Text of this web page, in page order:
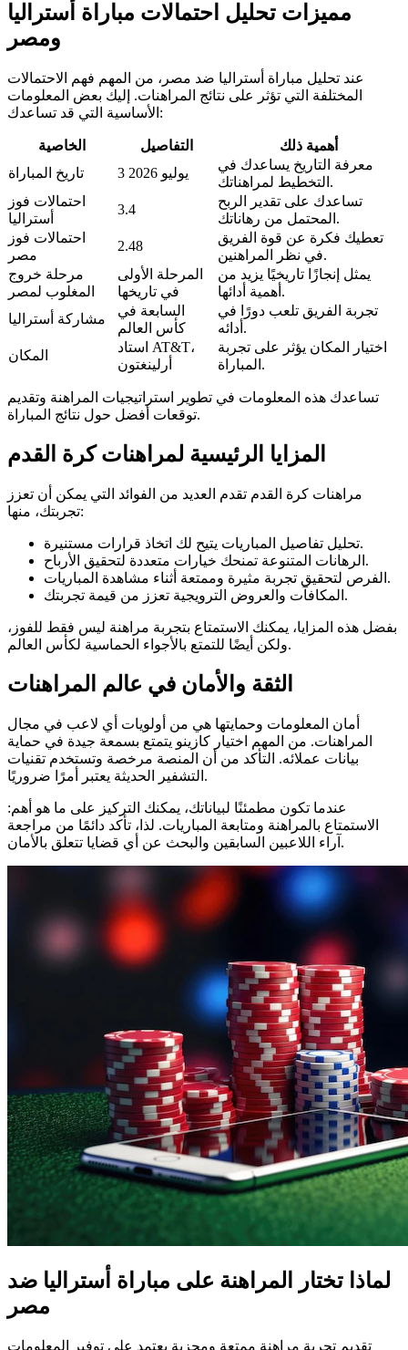
مميزات تحليل احتمالات مباراة أستراليا
ومصر
عند تحليل مباراة أستراليا ضد مصر، من المهم فهم الاحتمالات
المختلفة التي تؤثر على نتائج المراهنات. إليك بعض المعلومات
الأساسية التي قد تساعدك:
الخاصية التفاصيل
أهمية ذلك
تاريخ المباراة
3 يوليو 2026
معرفة التاريخ يساعدك في
التخطيط لمراهناتك.
احتمالات فوز
أستراليا
3.4
تساعدك على تقدير الربح
المحتمل من رهاناتك.
احتمالات فوز
مصر
2.48
تعطيك فكرة عن قوة الفريق
في نظر المراهنين.
مرحلة خروج
المغلوب لمصر
المرحلة الأولى
في تاريخها
يمثل إنجازًا تاريخيًا يزيد من
أهمية أدائها.
مشاركة أستراليا
السابعة في
كأس العالم
تجربة الفريق تلعب دورًا في
أدائه.
المكان
استاد AT&T،
أرلينغتون
اختيار المكان يؤثر على تجربة
المباراة.
تساعدك هذه المعلومات في تطوير استراتيجيات المراهنة وتقديم
توقعات أفضل حول نتائج المباراة.
المزايا الرئيسية لمراهنات كرة القدم
مراهنات كرة القدم تقدم العديد من الفوائد التي يمكن أن تعزز
تجربتك، منها:
تحليل تفاصيل المباريات يتيح لك اتخاذ قرارات مستنيرة.
الرهانات المتنوعة تمنحك خيارات متعددة لتحقيق الأرباح.
الفرص لتحقيق تجربة مثيرة وممتعة أثناء مشاهدة المباريات.
المكافآت والعروض الترويجية تعزز من قيمة تجربتك.
بفضل هذه المزايا، يمكنك الاستمتاع بتجربة مراهنة ليس فقط للفوز،
ولكن أيضًا للتمتع بالأجواء الحماسية لكأس العالم.
الثقة والأمان في عالم المراهنات
أمان المعلومات وحمايتها هي من أولويات أي لاعب في مجال
المراهنات. من المهم اختيار كازينو يتمتع بسمعة جيدة في حماية
بيانات عملائه. التأكد من أن المنصة مرخصة وتستخدم تقنيات
التشفير الحديثة يعتبر أمرًا ضروريًا.
عندما تكون مطمئنًا لبياناتك، يمكنك التركيز على ما هو أهم:
الاستمتاع بالمراهنة ومتابعة المباريات. لذا، تأكد دائمًا من مراجعة
آراء اللاعبين السابقين والبحث عن أي قضايا تتعلق بالأمان.
لماذا تختار المراهنة على مباراة أستراليا ضد
مصر
تقديم تجربة مراهنة ممتعة ومجزية يعتمد على توفير المعلومات